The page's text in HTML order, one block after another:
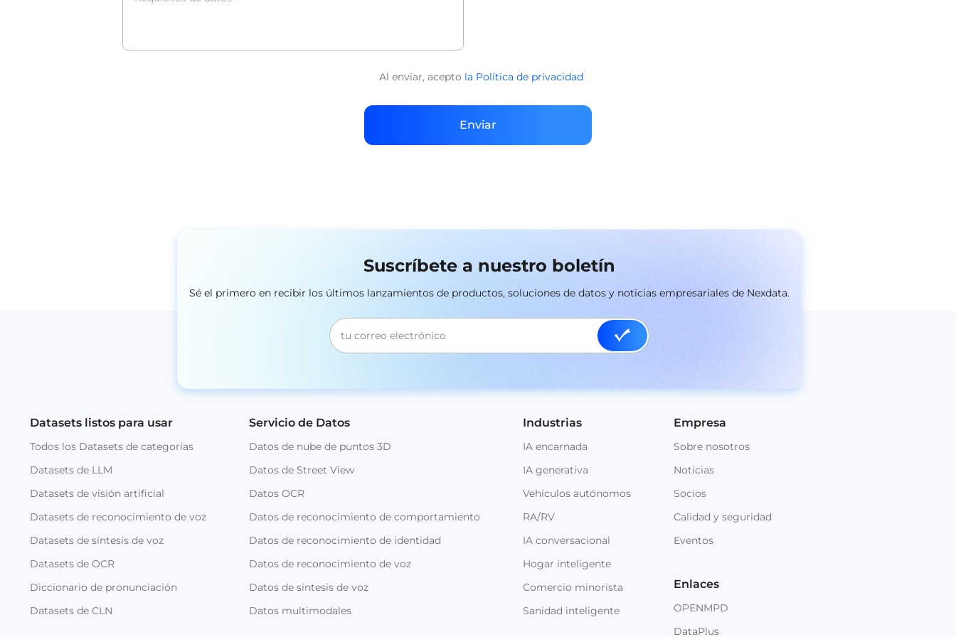
Al enviar, acepto la Política de privacidad
Enviar
Suscríbete a nuestro boletín
Sé el primero en recibir los últimos lanzamientos de productos, soluciones de datos y noticias empresariales de Nexdata.
Datasets listos para usar
Todos los Datasets de categorías
Datasets de LLM
Datasets de visión artificial
Datasets de reconocimiento de voz
Datasets de síntesis de voz
Datasets de OCR
Diccionario de pronunciación
Datasets de CLN
Servicio de Datos
Datos de nube de puntos 3D
Datos de Street View
Datos OCR
Datos de reconocimiento de comportamiento
Datos de reconocimiento de identidad
Datos de reconocimiento de voz
Datos de síntesis de voz
Datos multimodales
Industrias
IA encarnada
IA generativa
Vehículos autónomos
RA/RV
IA conversacional
Hogar inteligente
Comercio minorista
Sanidad inteligente
Empresa
Sobre nosotros
Noticias
Socios
Calidad y seguridad
Eventos
Enlaces
OPENMPD
DataPlus